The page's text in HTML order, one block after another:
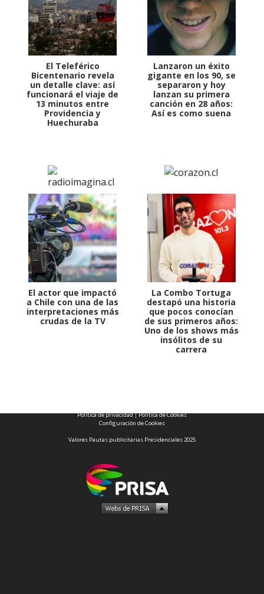
El Teleférico
Bicentenario revela
un detalle clave: así
funcionará el viaje de
13 minutos entre
Providencia y
Huechuraba
Lanzaron un éxito
gigante en los 90, se
separaron y hoy
lanzan su primera
canción en 28 años:
Así es como suena
El actor que impactó
a Chile con una de las
interpretaciones más
crudas de la TV
La Combo Tortuga
destapó una historia
que pocos conocían
de sus primeros años:
Uno de los shows más
insólitos de su
carrera
Política de privacidad|Política de Cookies
Configuración de Cookies
Valores Pautas publicitarias Presidenciales 2025